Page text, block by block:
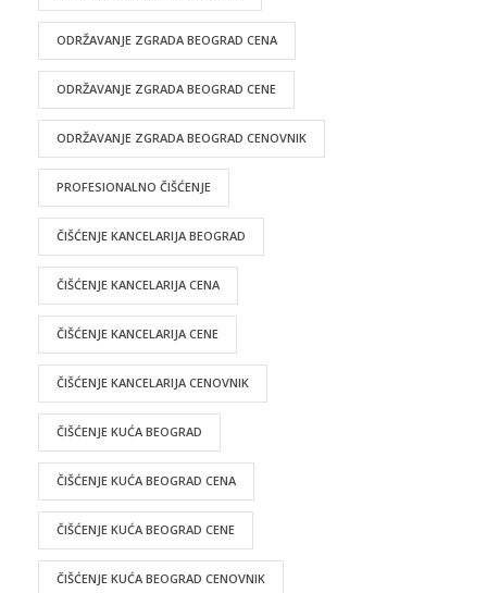
ODRŽAVANJE ZGRADA BEOGRAD CENA
ODRŽAVANJE ZGRADA BEOGRAD CENE
ODRŽAVANJE ZGRADA BEOGRAD CENOVNIK
PROFESIONALNO ČIŠĆENJE
ČIŠĆENJE KANCELARIJA BEOGRAD
ČIŠĆENJE KANCELARIJA CENA
ČIŠĆENJE KANCELARIJA CENE
ČIŠĆENJE KANCELARIJA CENOVNIK
ČIŠĆENJE KUĆA BEOGRAD
ČIŠĆENJE KUĆA BEOGRAD CENA
ČIŠĆENJE KUĆA BEOGRAD CENE
ČIŠĆENJE KUĆA BEOGRAD CENOVNIK